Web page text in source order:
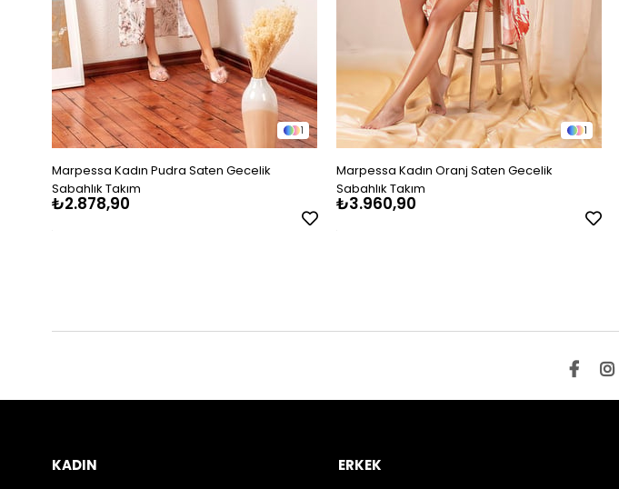
1
Marpessa Kadın Pudra Saten Gecelik
Sabahlık Takım
₺2.878,90
1
Marpessa Kadın Oranj Saten Gecelik
Sabahlık Takım
₺3.960,90
KADIN ERKEK